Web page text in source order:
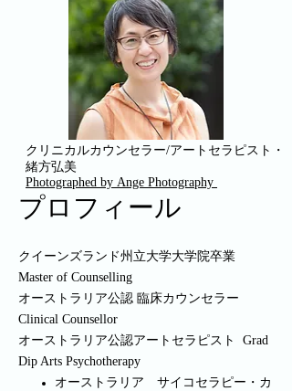
クリニカルカウンセラー/アートセラピスト・
緒方弘美
Photographed by Ange Photography
クイーンズランド州立大学大学院卒業
Master of Counselling
オーストラリア公認 臨床カウンセラー
Clinical Counsellor
オーストラリア公認アートセラピスト Grad
Dip Arts Psychotherapy
オーストラリア サイコセラピー・カ
プロフィール